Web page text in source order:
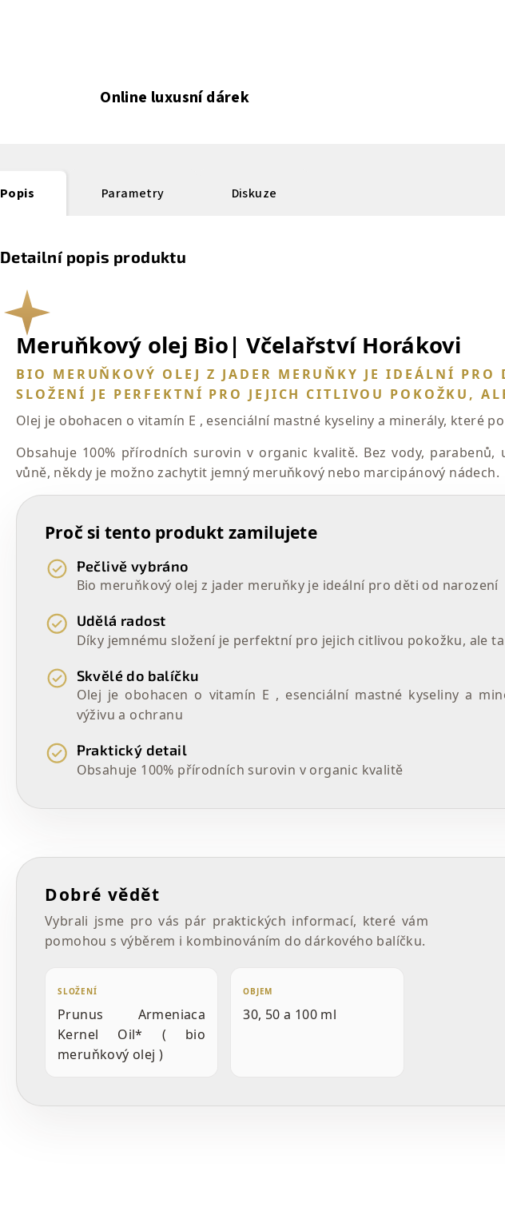
Online luxusní dárek
Popis Parametry Diskuze
Detailní popis produktu
Meruňkový olej Bio| Včelařství Horákovi
BIO MERUŇKOVÝ OLEJ Z JADER MERUŇKY JE IDEÁLNÍ
SLOŽENÍ JE PERFEKTNÍ PRO JEJICH CITLIVOU POKOŽKU,
Olej je obohacen o vitamín E , esenciální mastné kyseliny a minerály, které
Obsahuje 100% přírodních surovin v organic kvalitě. Bez vody,
vůně, někdy je možno zachytit jemný meruňkový nebo marcipánový nádech.
Proč si tento produkt zamilujete
Pečlivě vybráno
Bio meruňkový olej z jader meruňky je ideální pro děti od narození
Udělá radost
Díky jemnému složení je perfektní pro jejich citlivou pokožku, ale
Skvělé do balíčku
Olej je obohacen o vitamín E , esenciální mastné kyseliny a
výživu a ochranu
Praktický detail
Obsahuje 100% přírodních surovin v organic kvalitě
Dobré vědět
Vybrali jsme pro vás pár praktických informací, které vám
pomohou s výběrem i kombinováním do dárkového balíčku.
SLOŽENÍ
Prunus Armeniaca
Kernel Oil* ( bio
meruňkový olej )
OBJEM
30, 50 a 100 ml